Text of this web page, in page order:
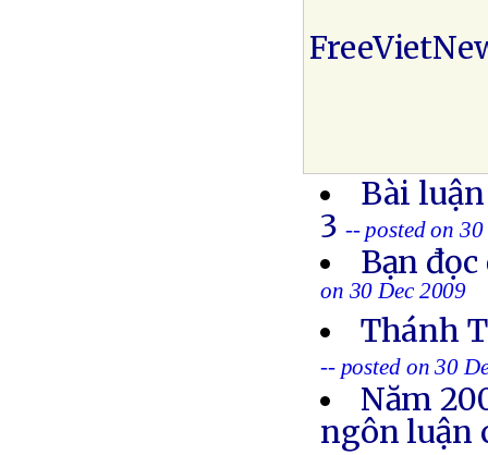
Bài
3 -- posted on
Bạn
on 30 Dec 2009
Thánh
-- posted on 30
Năm
ngôn luận